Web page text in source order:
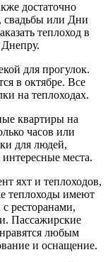
достаточно
свадьбы или Дни
теплоход в
для прогулок.
в октябре. Все
на теплоходах.
квартиры на
часов или
для людей,
места.
яхт и теплоходов,
теплоходы имеют
ресторанами,
Пассажирские
любым
и оснащение.